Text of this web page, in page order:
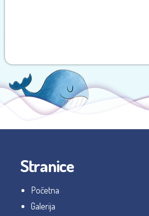
Stranice
Početna
Galerija